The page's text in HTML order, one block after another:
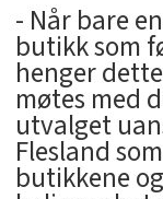
- Når bare
butikk som
henger
møtes med
utvalget
Flesland
butikkene